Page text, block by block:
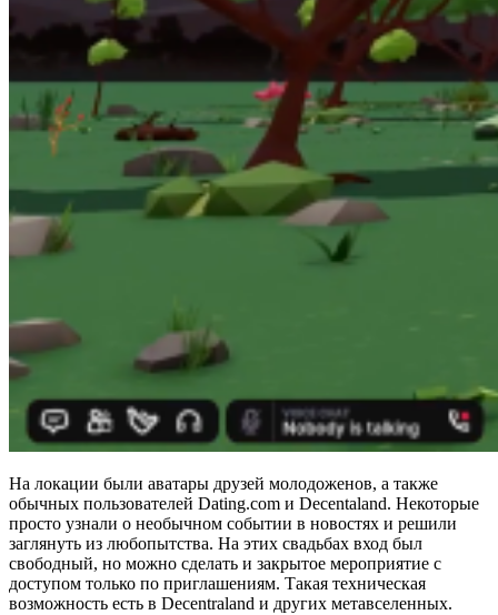
На локации были аватары друзей молодоженов, а также
обычных пользователей Dating.com и Decentaland. Некоторые
просто узнали о необычном событии в новостях и решили
заглянуть из любопытства. На этих свадьбах вход был
свободный, но можно сделать и закрытое мероприятие с
доступом только по приглашениям. Такая техническая
возможность есть в Decentraland и других метавселенных.